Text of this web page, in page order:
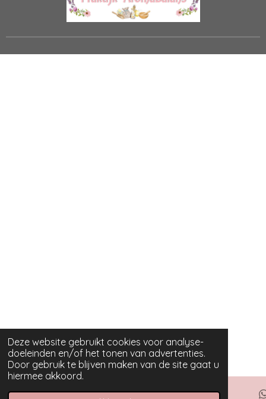
Deze website gebruikt cookies voor analyse-
doeleinden en/of het tonen van advertenties.
Door gebruik te blijven maken van de site gaat u
hiermee akkoord.